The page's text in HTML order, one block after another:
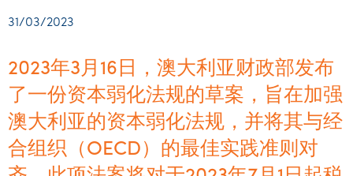
Manufacturing
Not-for-profit
Professional services
Tax & advisory
R&D and grant incentives
Export & trade
Tax for Internationals
Niche expertise
Indigenous business advisory
Deceased Estates
Complete Tax Solutions
CTSplus FBT
Cloud accounting
Services overview
Pillar Two
CEO Sleepout
Submissions
Our people
Policies & compliance
Transparency report
Business Private Client Advisory
Assurance and Advisory
Tax
Request for proposal
Office locations
31/03/2023
2023年3月16日，澳大利亚财政部发布
了一份资本弱化法规的草案，旨在加强
澳大利亚的资本弱化法规，并将其与经
合组织（OECD）的最佳实践准则对